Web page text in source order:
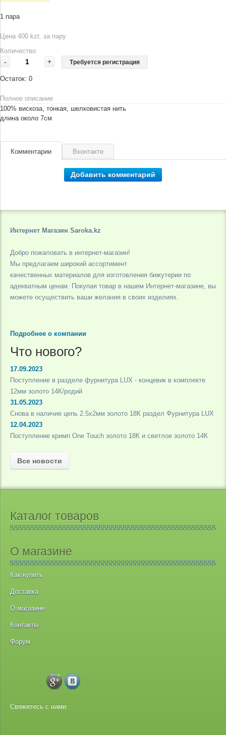
1 пара
Цена 400 kzt. за пару
Количество
- + Требуется регистрация
Остаток: 0
Полное описание
100% вискоза, тонкая, шелковистая нить
длина около 7см
Комментарии Вконтакте
Добавить комментарий
Интернет Магазин Saroka.kz
Добро пожаловать в интернет-магазин!
Мы предлагаем широкий ассортимент
качественных материалов для изготовления бижутерии по
адекватным ценам. Покупая товар в нашем Интернет-магазине, вы
можете осуществить ваши желания в своих изделиях.
Подробнее о компании
Что нового?
17.09.2023
Поступление в разделе фурнитура LUX - концевик в комплекте
12мм золото 14К/родий
31.05.2023
Снова в наличие цепь 2.5х2мм золото 18К раздел Фурнитура LUX
12.04.2023
Поступление кримп One Touch золото 18К и светлое золото 14К
Все новости
Каталог товаров
О магазине
Как купить
Доставка
О магазине
Контакты
Форум
Свяжитесь с нами: